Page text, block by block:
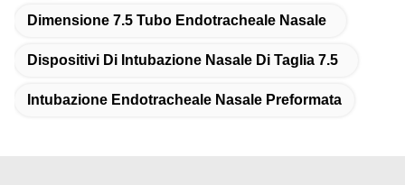
Dimensione 7.5 Tubo Endotracheale Nasale
Dispositivi Di Intubazione Nasale Di Taglia 7.5
Intubazione Endotracheale Nasale Preformata